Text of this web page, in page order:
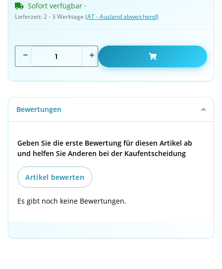
Sofort verfügbar ·
Lieferzeit:2 - 3 Werktage (AT - Ausland abweichend)
Bewertungen
Geben Sie die erste Bewertung für diesen Artikel ab
und helfen Sie Anderen bei der Kaufentscheidung
Artikel bewerten
Es gibt noch keine Bewertungen.